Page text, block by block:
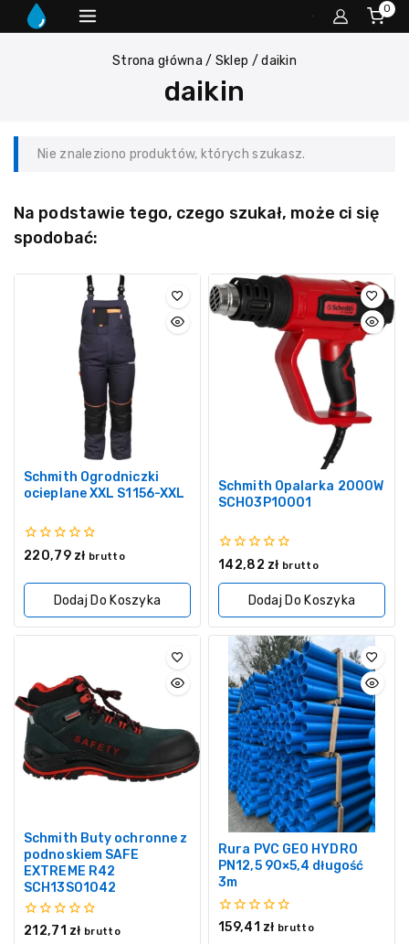
0
Strona główna / Sklep / daikin
daikin
Nie znaleziono produktów, których szukasz.
Na podstawie tego, czego szukał, może ci się
spodobać:
Schmith Ogrodniczki
ocieplane XXL S1156-XXL
0
5
220,79 zł brutto
Dodaj Do Koszyka
Schmith Opalarka 2000W
SCH03P10001
0
5
142,82 zł brutto
Dodaj Do Koszyka
Schmith Buty ochronne z
podnoskiem SAFE
EXTREME R42
SCH13S01042
0
212,71 zł brutto
Rura PVC GEO HYDRO
PN12,5 90×5,4 długość
3m
0
159,41 zł brutto